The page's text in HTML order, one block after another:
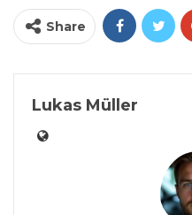
Share
Lukas Müller